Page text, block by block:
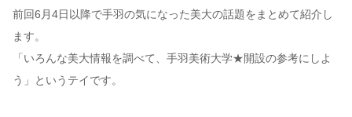
前回6月4日以降で手羽の気になった美大の話題をまとめて紹介し
ます。
「いろんな美大情報を調べて、手羽美術大学★開設の参考にしよ
う」というテイです。